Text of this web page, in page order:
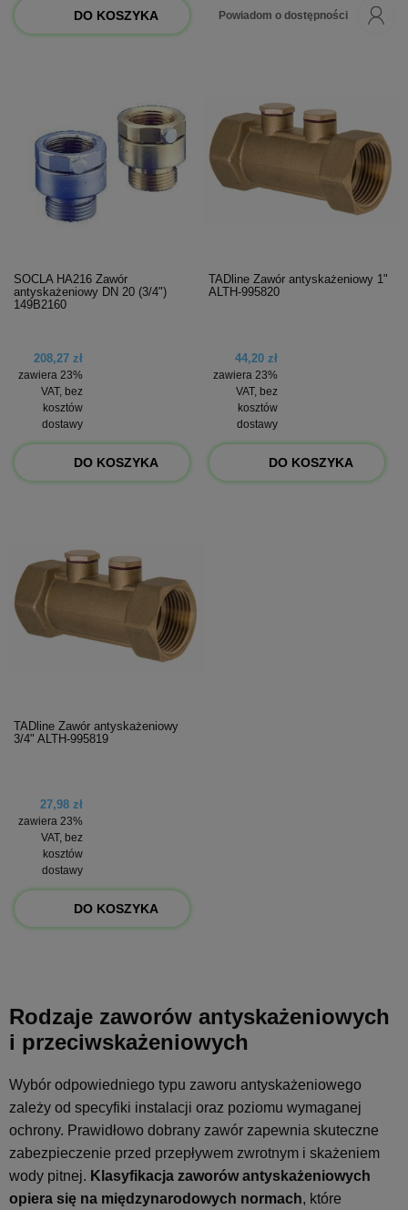
DO KOSZYKA Powiadom o dostępności
SOCLA HA216 Zawór
antyskażeniowy DN 20 (3/4")
149B2160
208,27 zł
zawiera 23%
VAT, bez
kosztów
dostawy
DO KOSZYKA
TADline Zawór antyskażeniowy 1"
ALTH-995820
44,20 zł
zawiera 23%
VAT, bez
kosztów
dostawy
DO KOSZYKA
TADline Zawór antyskażeniowy
3/4" ALTH-995819
27,98 zł
zawiera 23%
VAT, bez
kosztów
dostawy
DO KOSZYKA
Rodzaje zaworów antyskażeniowych
i przeciwskażeniowych
Wybór odpowiedniego typu zaworu antyskażeniowego
zależy od specyfiki instalacji oraz poziomu wymaganej
ochrony. Prawidłowo dobrany zawór zapewnia skuteczne
zabezpieczenie przed przepływem zwrotnym i skażeniem
wody pitnej. Klasyfikacja zaworów antyskażeniowych
opiera się na międzynarodowych normach, które